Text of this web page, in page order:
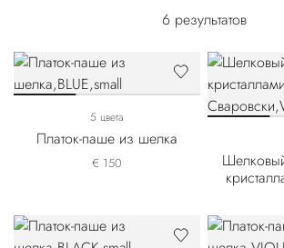
6 результатов
5 цвета
Платок-паше из шелка
€ 150